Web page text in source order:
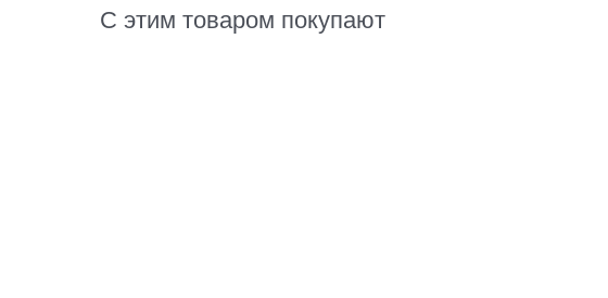
С этим товаром покупают